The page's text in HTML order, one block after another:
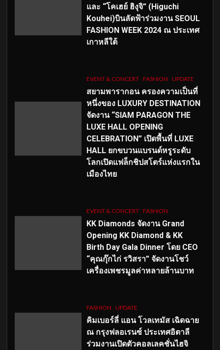
และ “โคเฮย์ ฮิงุจิ” (Higuchi
Kouhei)บินลัดฟ้าร่วมงาน SEOUL
FASHION WEEK 2024 ณ ประเทศ
เกาหลีใต้
EVENT & CONCERT FASHION UPDATE
สยามพารากอน ครองความเป็นที่
หนึ่งของ LUXURY DESTINATION
จัดงาน “SIAM PARAGON THE
LUXE HALL OPENING
CELEBRATION” เปิดพื้นที่ LUXE
HALL ยกขบวนแบรนด์หรูระดับ
โลกเปิดแฟล็กชิปสโตร์แห่งแรกใน
เมืองไทย
EVENT & CONCERT FASHION
KK Diamonds จัดงาน Grand
Opening KK Diamond & KK
Birth Day Gala Dinner โดย CEO
“คุณกุ๊กไก่ รวิสรา” จัดงานโชว์
เครื่องเพชรมูลค่าหลายล้านบาท
FASHION UPDATE
คิมเบอร์ลี่ แอน โวลเทมัส เฉิดฉาย
ณ กรุงฟลอเรนซ์ ประเทศอิตาลี
ร่วมงานเปิดตัวคอลเลคชั่นไฮจิ